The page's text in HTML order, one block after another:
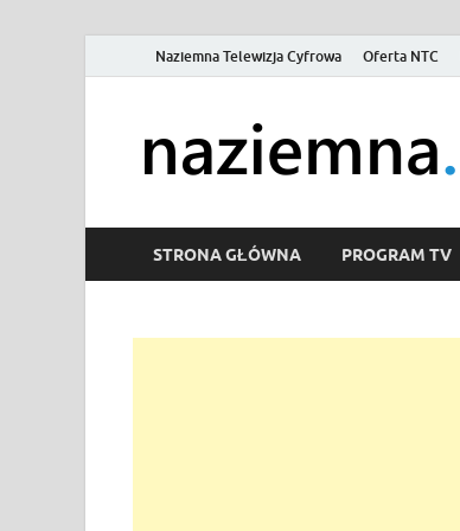
Naziemna Telewizja Cyfrowa Oferta NTC
STRONA GŁÓWNA PROGRAM TV